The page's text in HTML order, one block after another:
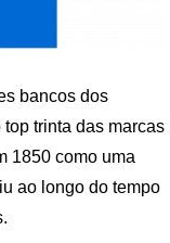
bancos dos
trinta das marcas
1850 como uma
ao longo do tempo